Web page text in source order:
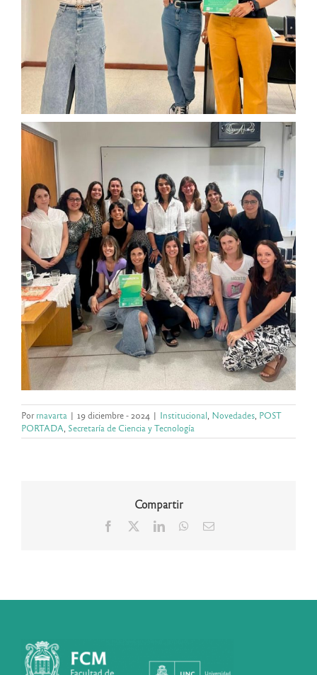
Porrnavarta | 19 diciembre - 2024 | Institucional, Novedades, POST
PORTADA, Secretaría de Ciencia y Tecnología
Compartir
Facebook LinkedInWhatsApp
Correo